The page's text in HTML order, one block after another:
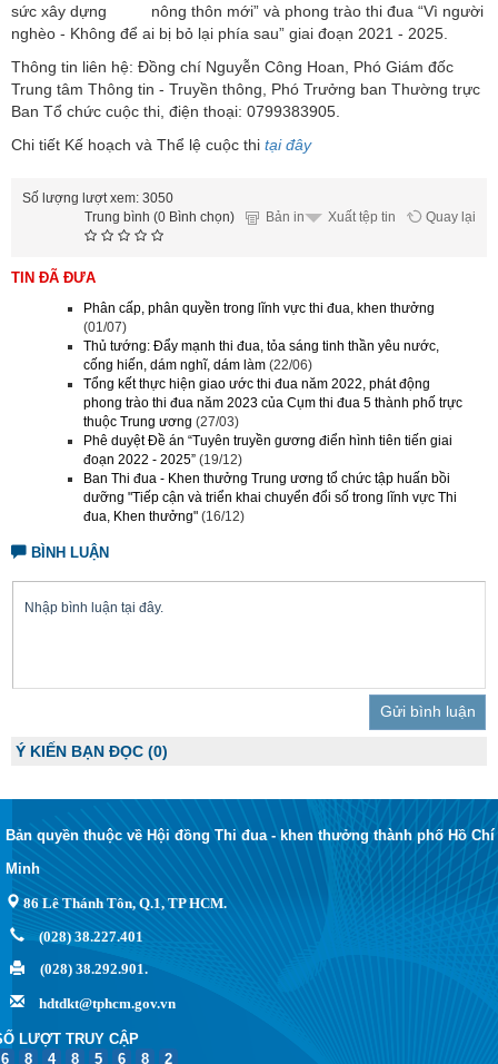
sức xây dựng nông thôn mới” và phong trào thi đua “Vì người
nghèo - Không để ai bị bỏ lại phía sau” giai đoạn 2021 - 2025.
Thông tin liên hệ: Đồng chí Nguyễn Công Hoan, Phó Giám đốc
Trung tâm Thông tin - Truyền thông, Phó Trưởng ban Thường trực
Ban Tổ chức cuộc thi, điện thoại: 0799383905.
Chi tiết Kế hoạch và Thể lệ cuộc thi tại đây
Số lượng lượt xem: 3050
Quay lại
Xuất tệp tin
Bản in
Trung bình (0 Bình chọn)
TIN ĐÃ ĐƯA
Phân cấp, phân quyền trong lĩnh vực thi đua, khen thưởng
(01/07)
Thủ tướng: Đẩy mạnh thi đua, tỏa sáng tinh thần yêu nước,
cống hiến, dám nghĩ, dám làm (22/06)
Tổng kết thực hiện giao ước thi đua năm 2022, phát động
phong trào thi đua năm 2023 của Cụm thi đua 5 thành phố trực
thuộc Trung ương (27/03)
Phê duyệt Đề án “Tuyên truyền gương điển hình tiên tiến giai
đoạn 2022 - 2025” (19/12)
Ban Thi đua - Khen thưởng Trung ương tổ chức tập huấn bồi
dưỡng "Tiếp cận và triển khai chuyển đổi số trong lĩnh vực Thi
đua, Khen thưởng" (16/12)
BÌNH LUẬN
Trả lời
Ý KIẾN BẠN ĐỌC(0)
Bản quyền thuộc về Hội đồng Thi đua - khen thưởng thành phố Hồ Chí
Minh
86 Lê Thánh Tôn, Q.1, TP HCM.
(028) 38.227.401
(028) 38.292.901.
hdtdkt@tphcm.gov.vn
LƯỢT TRUY CẬP
6
8 4 8 5 6 8 2